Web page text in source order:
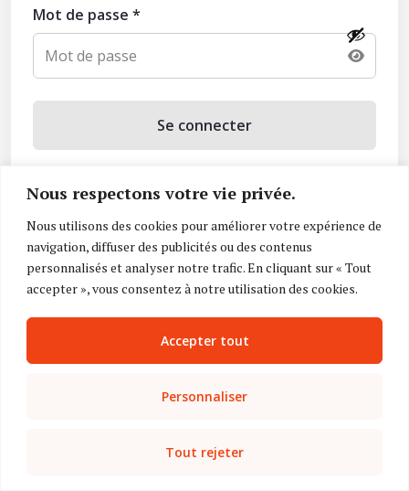
Nous respectons votre vie privée.
Nous utilisons des cookies pour améliorer votre expérience de
navigation, diffuser des publicités ou des contenus
personnalisés et analyser notre trafic. En cliquant sur « Tout
accepter », vous consentez à notre utilisation des cookies.
Personnaliser
Tout rejeter
Accepter tout
Mot de passe *
Se connecter
Mot de passe oublié ?
Vous n’avez pas de compte ? Inscrivez-vous